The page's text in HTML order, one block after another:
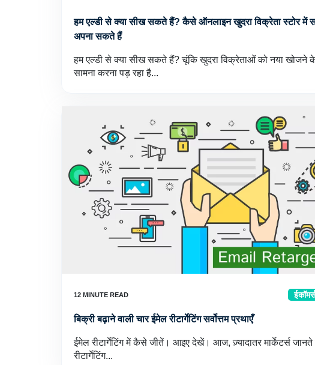
हम एल्डी से क्या सीख सकते हैं? कैसे ऑनलाइन खुदरा विक्रेता स्टोर में
अपना सकते हैं
हम एल्डी से क्या सीख सकते हैं? चूंकि खुदरा विक्रेताओं को नया खोजने
सामना करना पड़ रहा है...
बिक्री बढ़ाने वाली चार ईमेल रीटार्गेटिंग सर्वोत्तम प्रथाएँ
ईमेल रीटार्गेटिंग में कैसे जीतें। आइए देखें। आज, ज़्यादातर मार्केटर्स
रीटार्गेटिंग...